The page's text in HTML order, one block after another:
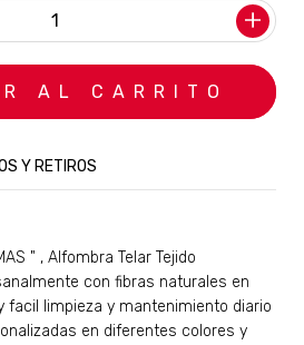
Y RETIROS
" , Alfombra Telar Tejido
con fibras naturales en
facil limpieza y mantenimiento diario
en diferentes colores y